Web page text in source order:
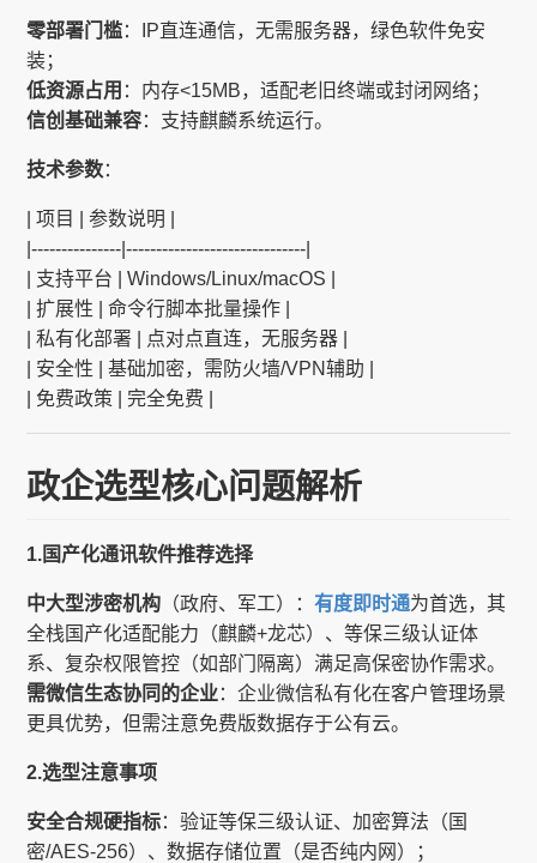
零部署门槛：IP直连通信，无需服务器，绿色软件免安
装；
低资源占用 ：内存<15MB，适配老旧终端或封闭网络；
信创基础兼容：支持麒麟系统运行。
技术参数：
| 项目 | 参数说明 |
|---------------|------------------------------|
| 支持平台 | Windows/Linux/macOS |
| 扩展性 | 命令行脚本批量操作 |
| 私有化部署 | 点对点直连，无服务器 |
| 安全性 | 基础加密，需防火墙/VPN辅助 |
| 免费政策 | 完全免费 |
政企选型核心问题解析
1.国产化通讯软件推荐选择
中大型涉密机构 （政府、军工）：有度即时通为首选，其
全栈国产化适配能力（麒麟+龙芯）、等保三级认证体
系、复杂权限管控（如部门隔离）满足高保密协作需求。
需微信生态协同的企业：企业微信私有化在客户管理场景
更具优势，但需注意免费版数据存于公有云。
2.选型注意事项
安全合规硬指标：验证等保三级认证、加密算法（国
密/AES-256）、数据存储位置（是否纯内网）；